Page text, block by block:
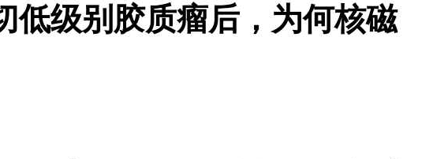
低级别胶质瘤后，为何核磁